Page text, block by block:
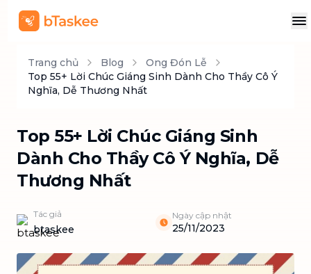
Trang chủ Blog
Ong Đón Lễ
Top 55+ Lời Chúc Giáng Sinh Dành Cho Thầy Cô Ý
Nghĩa, Dễ Thương Nhất
Top 55+ Lời Chúc Giáng Sinh
Dành Cho Thầy Cô Ý Nghĩa, Dễ
Thương Nhất
Tác giả
btaskee
Ngày cập nhật
25/11/2023